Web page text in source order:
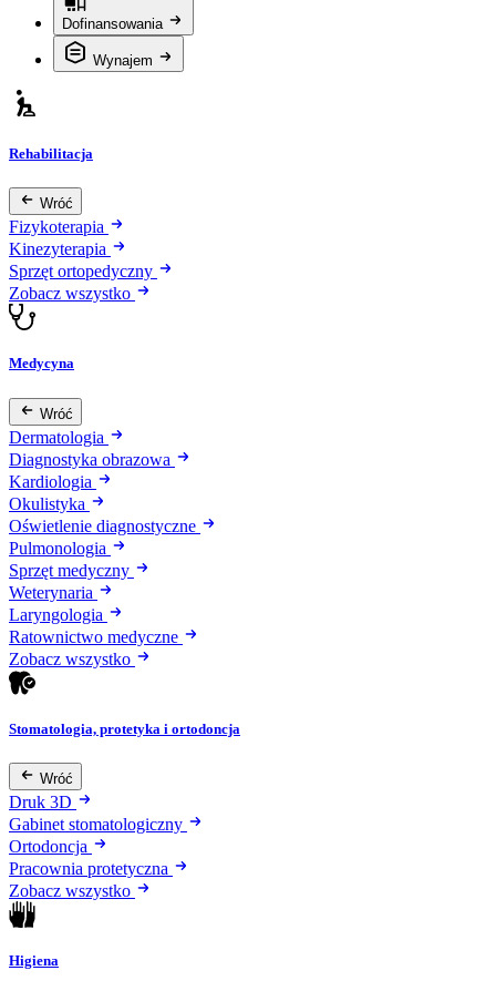
Dofinansowania
Wynajem
Rehabilitacja
Wróć
Fizykoterapia
Kinezyterapia
Sprzęt ortopedyczny
Zobacz wszystko
Medycyna
Wróć
Dermatologia
Diagnostyka obrazowa
Kardiologia
Okulistyka
Oświetlenie diagnostyczne
Pulmonologia
Sprzęt medyczny
Weterynaria
Laryngologia
Ratownictwo medyczne
Zobacz wszystko
Stomatologia, protetyka i ortodoncja
Wróć
Druk 3D
Gabinet stomatologiczny
Ortodoncja
Pracownia protetyczna
Zobacz wszystko
Higiena